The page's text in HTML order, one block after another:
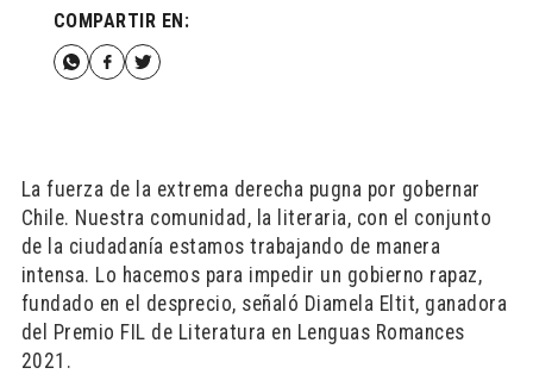
COMPARTIR EN:
La fuerza de la extrema derecha pugna por gobernar
Chile. Nuestra comunidad, la literaria, con el conjunto
de la ciudadanía estamos trabajando de manera
intensa. Lo hacemos para impedir un gobierno rapaz,
fundado en el desprecio, señaló Diamela Eltit, ganadora
del Premio FIL de Literatura en Lenguas Romances
2021.